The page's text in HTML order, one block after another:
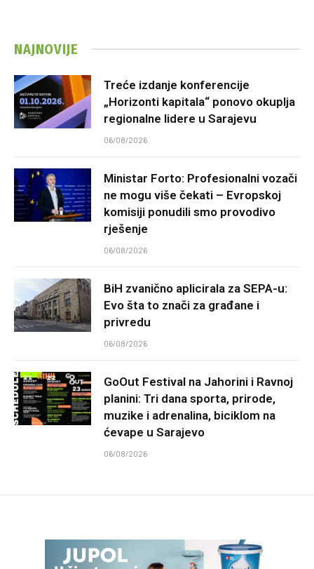
NAJNOVIJE
Treće izdanje konferencije
„Horizonti kapitala“ ponovo okuplja
regionalne lidere u Sarajevu
06/08/2026
Ministar Forto: Profesionalni vozači
ne mogu više čekati – Evropskoj
komisiji ponudili smo provodivo
rješenje
06/08/2026
BiH zvanično aplicirala za SEPA-u:
Evo šta to znači za građane i
privredu
06/08/2026
GoOut Festival na Jahorini i Ravnoj
planini: Tri dana sporta, prirode,
muzike i adrenalina, biciklom na
ćevape u Sarajevo
06/08/2026